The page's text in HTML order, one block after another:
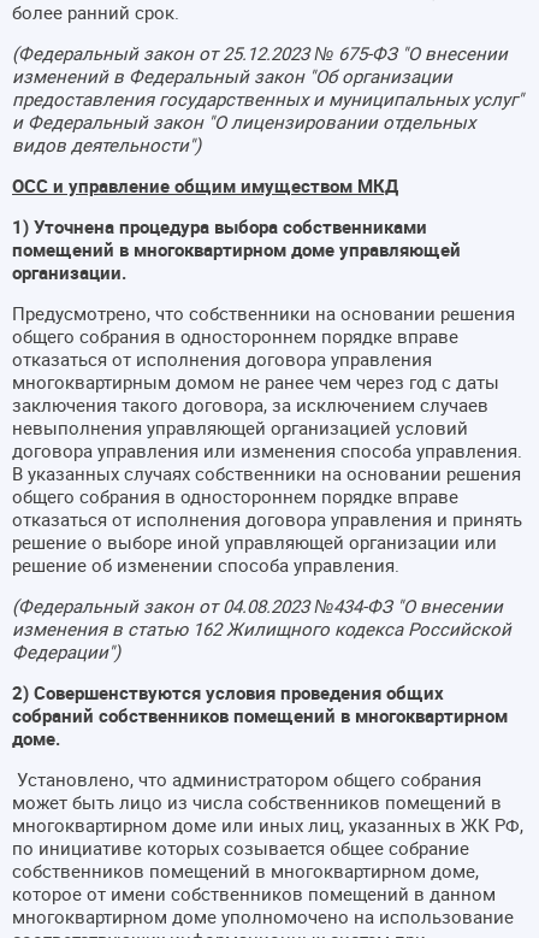
более ранний срок.
(Федеральный закон от 25.12.2023 № 675-ФЗ "О внесении
изменений в Федеральный закон "Об организации
предоставления государственных и муниципальных услуг"
и Федеральный закон "О лицензировании отдельных
видов деятельности")
ОСС и управление общим имуществом МКД
1) Уточнена процедура выбора собственниками
помещений в многоквартирном доме управляющей
организации.
Предусмотрено, что собственники на основании решения
общего собрания в одностороннем порядке вправе
отказаться от исполнения договора управления
многоквартирным домом не ранее чем через год с даты
заключения такого договора, за исключением случаев
невыполнения управляющей организацией условий
договора управления или изменения способа управления.
В указанных случаях собственники на основании решения
общего собрания в одностороннем порядке вправе
отказаться от исполнения договора управления и принять
решение о выборе иной управляющей организации или
решение об изменении способа управления.
(Федеральный закон от 04.08.2023 №434-ФЗ "О внесении
изменения в статью 162 Жилищного кодекса Российской
Федерации")
2) Совершенствуются условия проведения общих
собраний собственников помещений в многоквартирном
доме.
Установлено, что администратором общего собрания
может быть лицо из числа собственников помещений в
многоквартирном доме или иных лиц, указанных в ЖК РФ,
по инициативе которых созывается общее собрание
собственников помещений в многоквартирном доме,
которое от имени собственников помещений в данном
многоквартирном доме уполномочено на использование